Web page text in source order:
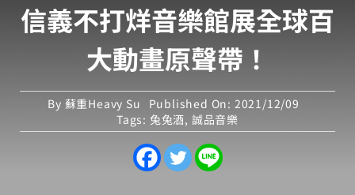
信義不打烊音樂館展全球百
大動畫原聲帶！
By 蘇重Heavy Su
Published On: 2021/12/09
Tags: 兔兔酒, 誠品音樂